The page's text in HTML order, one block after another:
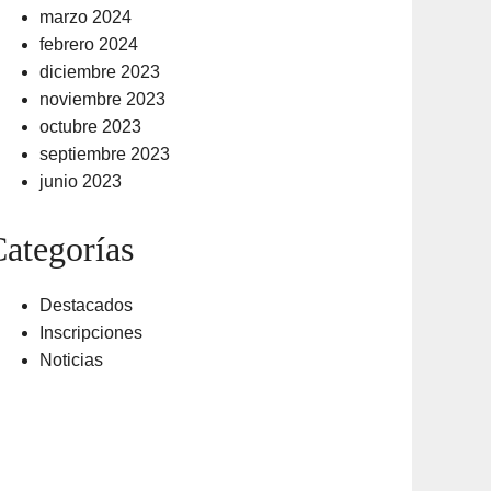
marzo 2024
febrero 2024
diciembre 2023
noviembre 2023
octubre 2023
septiembre 2023
junio 2023
Destacados
Inscripciones
Noticias